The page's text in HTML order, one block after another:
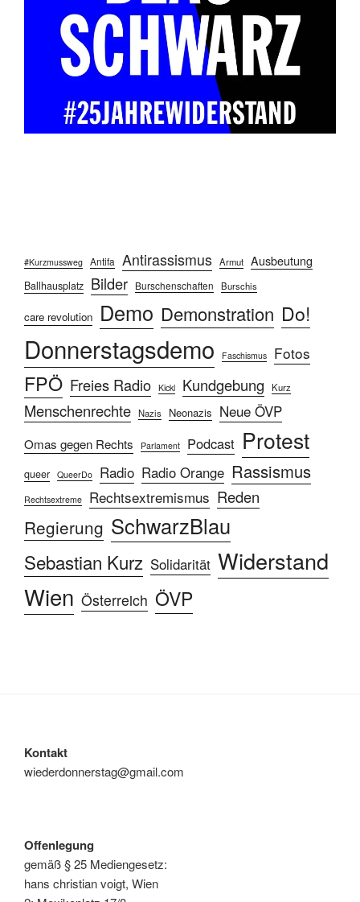
#Kurzmussweg Antifa Antirassismus Armut Ausbeutung
Ballhausplatz Bilder Burschenschaften Burschis
care revolution Demo Demonstration Do!
Donnerstagsdemo Faschismus Fotos
FPÖ Freies Radio Kickl Kundgebung Kurz
Menschenrechte Nazis Neonazis Neue ÖVP
Omas gegen Rechts Parlament Podcast Protest
queer QueerDo Radio Radio Orange Rassismus
Rechtsextreme Rechtsextremismus Reden
Regierung SchwarzBlau
Sebastian Kurz Solidarität Widerstand
Wien Österreich ÖVP
Kontakt
wiederdonnerstag@gmail.com
Offenlegung
gemäß § 25 Mediengesetz:
hans christian voigt, Wien